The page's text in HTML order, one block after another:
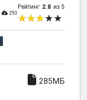
293
Рейтинг 2.8 из 5
285МБ